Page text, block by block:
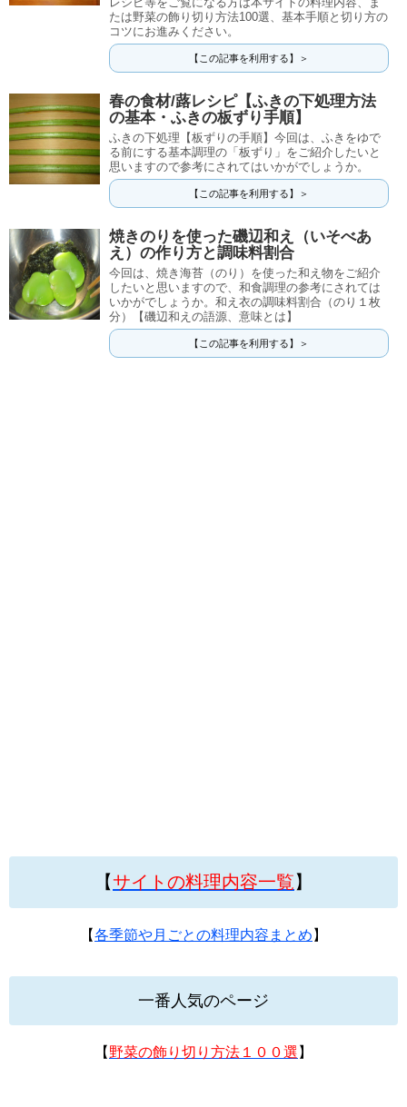
たは野菜の飾り切り方法100選、基本手順と切り方の
コツにお進みください。
【この記事を利用する】＞
春の食材/蕗レシピ【ふきの下処理方法
の基本・ふきの板ずり手順】
ふきの下処理【板ずりの手順】今回は、ふきをゆで
る前にする基本調理の「板ずり」をご紹介したいと
思いますので参考にされてはいかがでしょうか。
【この記事を利用する】＞
焼きのりを使った磯辺和え（いそべあ
え）の作り方と調味料割合
今回は、焼き海苔（のり）を使った和え物をご紹介
したいと思いますので、和食調理の参考にされては
いかがでしょうか。和え衣の調味料割合（のり１枚
分）【磯辺和えの語源、意味とは】
【この記事を利用する】＞
【サイトの料理内容一覧】
【各季節や月ごとの料理内容まとめ 】
一番人気のページ
【 野菜の飾り切り方法１００選 】